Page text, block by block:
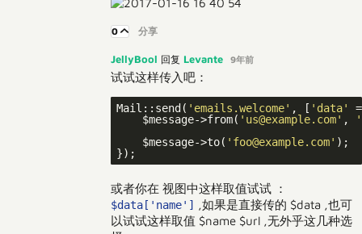
0 分享
JellyBool 回复 Levante 9年前
试试这样传入吧：
Mail::send( 'emails.welcome' , [ 'data'
    $message->from(
'us@example.com' ,
    $message->to(
'foo@example.com' );
或者你在 视图中这样取值试试 ：
$data['name']
,如果是直接传的 $data ,也可
以试试这样取值 $name $url ,无外乎这几种选